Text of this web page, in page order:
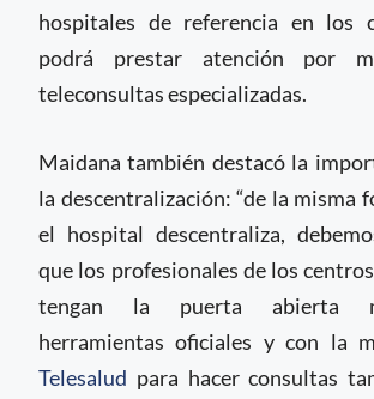
hospitales de referencia en los
podrá prestar atención por
teleconsultas especializadas.
Maidana también destacó la
la descentralización: “de la misma
el hospital descentraliza,
que los profesionales de los
tengan la puerta abierta
herramientas oficiales y con la
Telesalud para hacer consultas